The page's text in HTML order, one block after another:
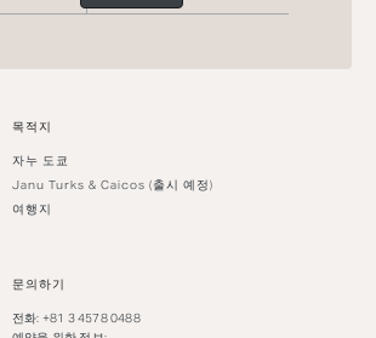
목적지
자누 도쿄
Janu Turks & Caicos (출시 예정)
여행지
문의하기
전화: +81 3 4578 0488